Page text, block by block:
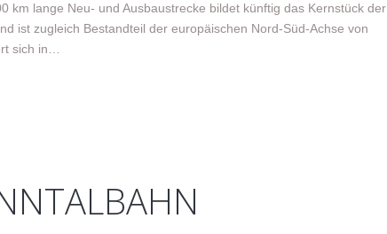
km lange Neu- und Ausbaustrecke bildet künftig das Kernstück der
ist zugleich Bestandteil der europäischen Nord-Süd-Achse von
sich in…